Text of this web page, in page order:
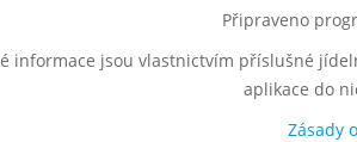
Připraveno
informace jsou vlastnictvím příslušné
aplikace do
Zásady